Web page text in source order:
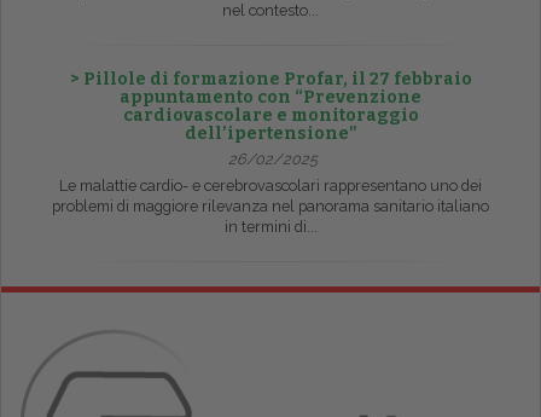
nel contesto...
> Pillole di formazione Profar, il 27 febbraio
appuntamento con “Prevenzione
cardiovascolare e monitoraggio
dell’ipertensione”
26/02/2025
Le malattie cardio- e cerebrovascolari rappresentano uno dei
problemi di maggiore rilevanza nel panorama sanitario italiano
in termini di...